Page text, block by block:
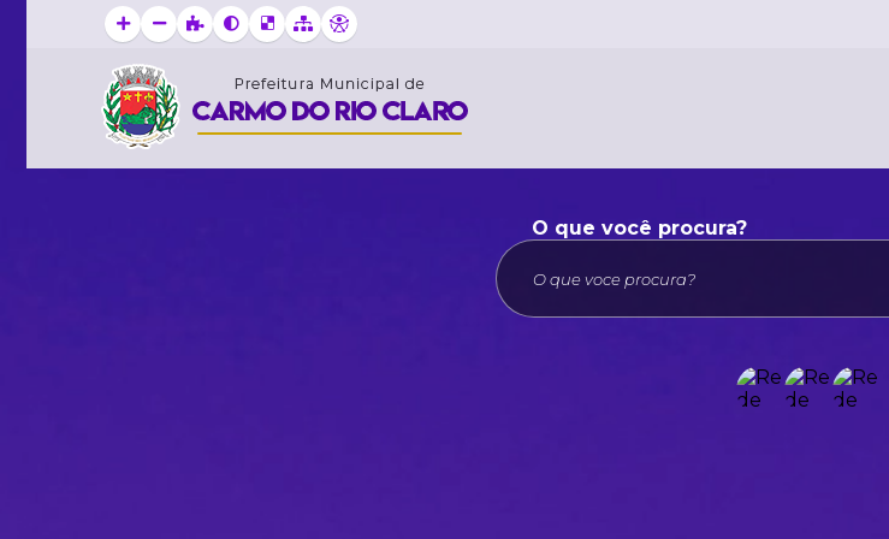
O que voce procura?